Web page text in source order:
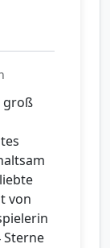
groß
von
Sterne